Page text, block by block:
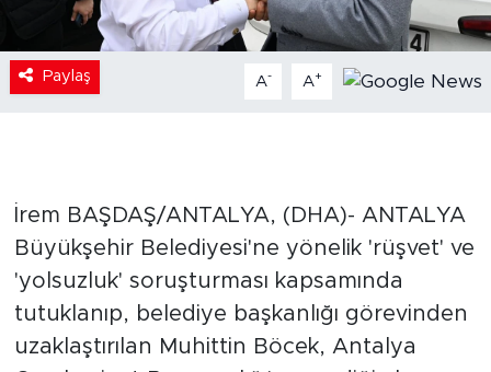
Paylaş A- A+
İrem BAŞDAŞ/ANTALYA, (DHA)- ANTALYA
Büyükşehir Belediyesi'ne yönelik 'rüşvet' ve
'yolsuzluk' soruşturması kapsamında
tutuklanıp, belediye başkanlığı görevinden
uzaklaştırılan Muhittin Böcek, Antalya